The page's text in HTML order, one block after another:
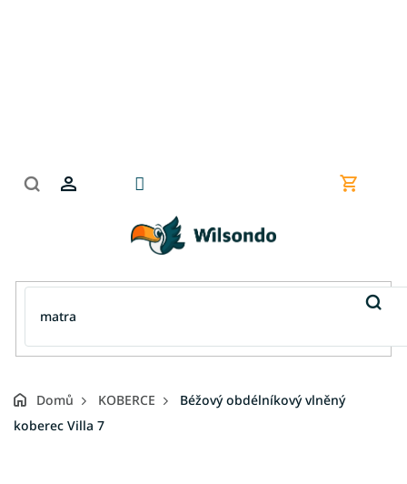
Nákupní
Domů KOBERCE
Béžový obdélníkový vlněný
koberec Villa 7